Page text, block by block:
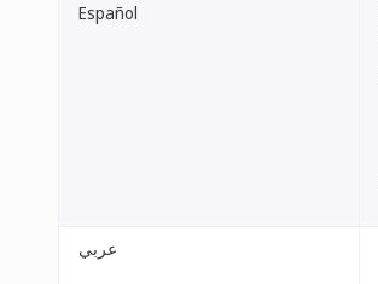
Español
عربي